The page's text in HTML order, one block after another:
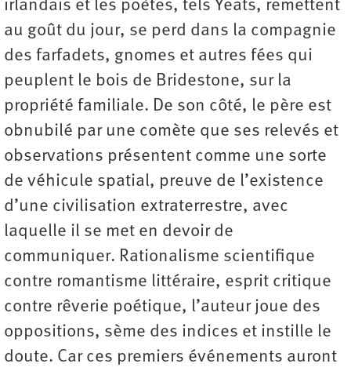
irlandais et les poètes, tels Yeats, remettent
au goût du jour, se perd dans la compagnie
des farfadets, gnomes et autres fées qui
peuplent le bois de Bridestone, sur la
propriété familiale. De son côté, le père est
obnubilé par une comète que ses relevés et
observations présentent comme une sorte
de véhicule spatial, preuve de l’existence
d’une civilisation extraterrestre, avec
laquelle il se met en devoir de
communiquer. Rationalisme scientifique
contre romantisme littéraire, esprit critique
contre rêverie poétique, l’auteur joue des
oppositions, sème des indices et instille le
doute. Car ces premiers événements auront